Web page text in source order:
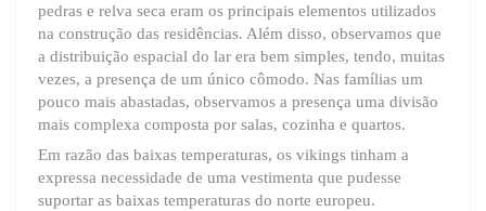
pedras e relva seca eram os principais elementos utilizados
na construção das residências. Além disso, observamos que
a distribuição espacial do lar era bem simples, tendo, muitas
vezes, a presença de um único cômodo. Nas famílias um
pouco mais abastadas, observamos a presença uma divisão
mais complexa composta por salas, cozinha e quartos.
Em razão das baixas temperaturas, os vikings tinham a
expressa necessidade de uma vestimenta que pudesse
suportar as baixas temperaturas do norte europeu.